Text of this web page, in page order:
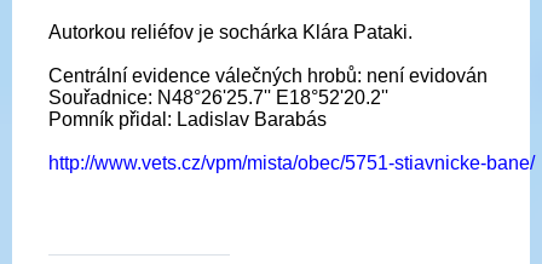
Autorkou reliéfov je sochárka Klára Pataki.
Centrální evidence válečných hrobů: není evidován
Souřadnice: N48°26'25.7'' E18°52'20.2''
Pomník přidal: Ladislav Barabás
http://www.vets.cz/vpm/mista/obec/5751-stiavnicke-bane/